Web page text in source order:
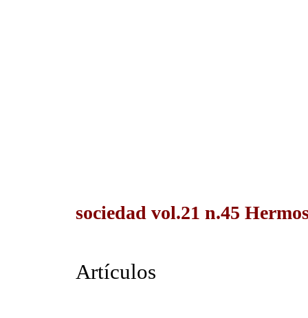
sociedad vol.21 n.45
Artículos